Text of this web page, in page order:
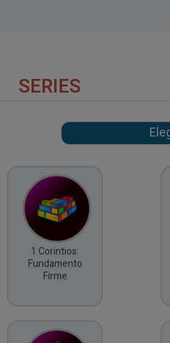
SERIES
1 Corintios:
Fundamento
Firme